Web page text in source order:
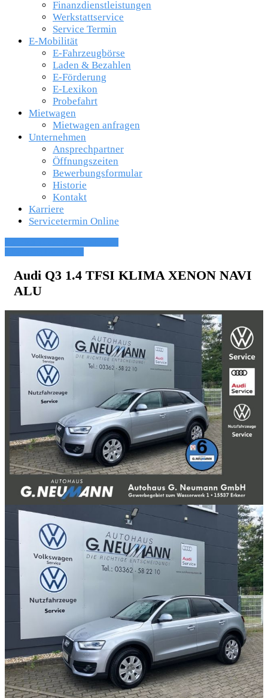
Finanzdienstleistungen
Werkstattservice
Service Termin
E-Mobilität
E-Fahrzeugbörse
Laden & Bezahlen
E-Förderung
E-Lexikon
Probefahrt
Mietwagen
Mietwagen anfragen
Unternehmen
Ansprechpartner
Öffnungszeiten
Bewerbungsformular
Historie
Kontakt
Karriere
Servicetermin Online
Audi Q3 1.4 TFSI KLIMA XENON NAVI
ALU